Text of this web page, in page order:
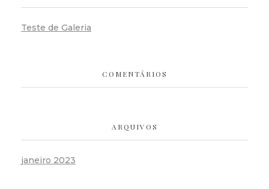
Teste de Galeria
COMENTÁRIOS
ARQUIVOS
janeiro 2023